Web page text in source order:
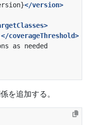
</version>
</coverageThreshold>
を追加する。